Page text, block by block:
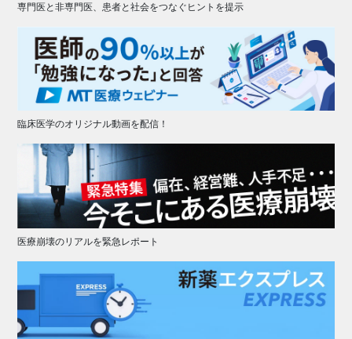
専門医と非専門医、患者と社会をつなぐヒントを提示
臨床医学のオリジナル動画を配信！
医療崩壊のリアルを緊急レポート